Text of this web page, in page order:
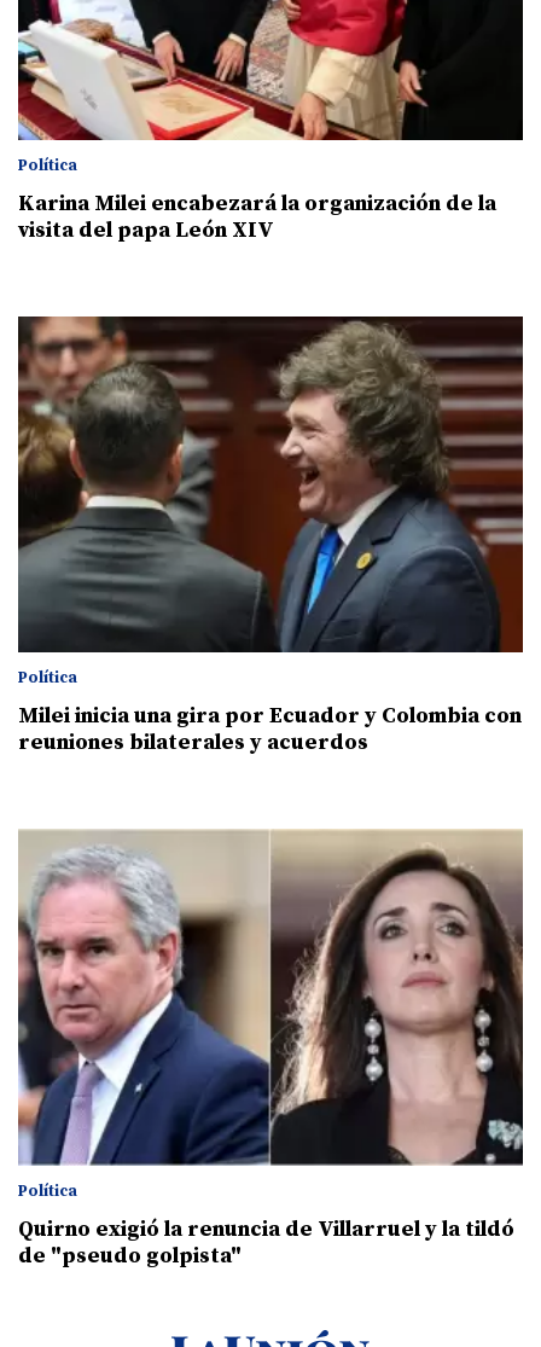
Política
Karina Milei encabezará la organización de la
visita del papa León XIV
Política
Milei inicia una gira por Ecuador y Colombia con
reuniones bilaterales y acuerdos
Política
Quirno exigió la renuncia de Villarruel y la tildó
de "pseudo golpista"